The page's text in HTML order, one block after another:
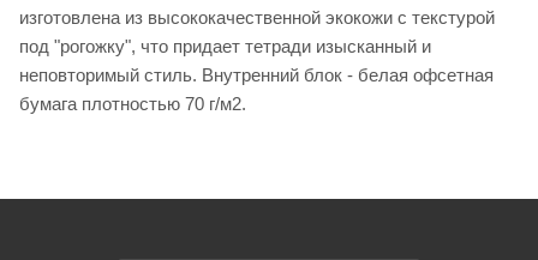
изготовлена из высококачественной экокожи с текстурой
под "рогожку", что придает тетради изысканный и
неповторимый стиль. Внутренний блок - белая офсетная
бумага плотностью 70 г/м2.